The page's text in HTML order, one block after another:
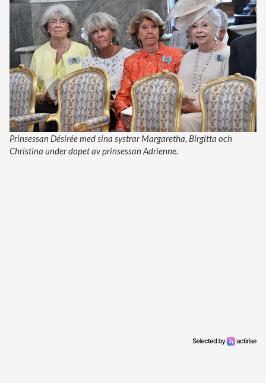
Prinsessan Désirée med sina systrar Margaretha, Birgitta och
Christina under dopet av prinsessan Adrienne.